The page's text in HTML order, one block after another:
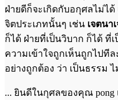
ฝ่ายดีก็จะเกิดกับอกุศลไม่ไ
จิตประเภทนั้นๆ เช่น เจตนา
ก็ได้ ฝ่ายที่เป็นวิบาก ก็ได้ ที่
ความเข้าใจถูกเห็นถูกไปทีล
อย่างถูกต้อง ว่า เป็นธรรม ไ
... ยินดีในกุศลของคุณ